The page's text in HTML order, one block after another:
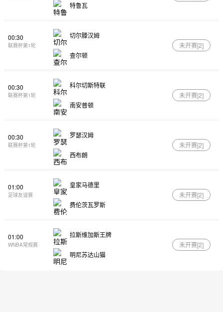
特鲁瓦
00:30
联赛杯第1轮
切尔滕汉姆
查尔顿
未开赛[2]
00:30
联赛杯第1轮
科尔切斯特联
南安普顿
未开赛[2]
00:30
联赛杯第1轮
罗瑟汉姆
西布朗
未开赛[2]
01:00
足球友谊赛
皇家马德里
费伦茨瓦罗斯
未开赛[2]
01:00
WNBA常规赛
拉斯维加斯王牌
明尼苏达山猫
未开赛[2]